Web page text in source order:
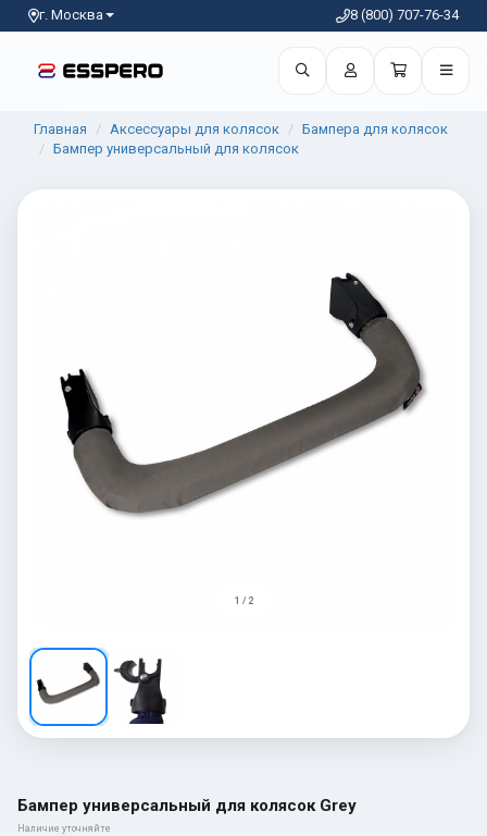
г. Москва 8 (800) 707-76-34
Главная Аксессуары для колясок
Бампера для колясок
Бампер универсальный для колясок
1 / 2
Бампер универсальный для колясок Grey
Наличие уточняйте